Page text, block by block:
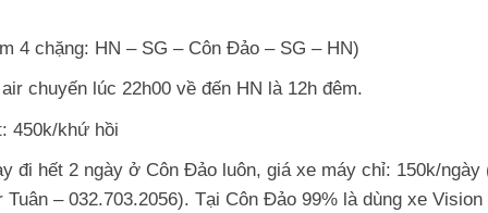
4 chặng: HN – SG – Côn Đảo – SG – HN)
chuyến lúc 22h00 về đến HN là 12h đêm.
450k/khứ hồi
đi hết 2 ngày ở Côn Đảo luôn, giá xe máy chỉ: 150k/ngày
– 032.703.2056). Tại Côn Đảo 99% là dùng xe Vision